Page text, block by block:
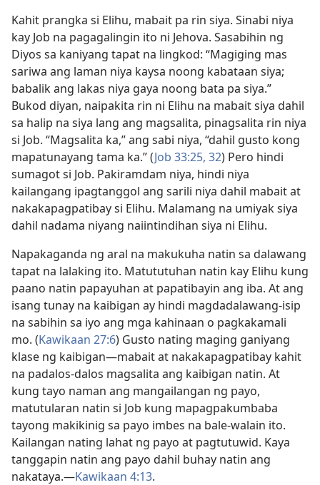
Kahit prangka si Elihu, mabait pa rin siya. Sinabi niya
kay Job na pagagalingin ito ni Jehova. Sasabihin ng
Diyos sa kaniyang tapat na lingkod: “Magiging mas
sariwa ang laman niya kaysa noong kabataan siya;
babalik ang lakas niya gaya noong bata pa siya.”
Bukod diyan, naipakita rin ni Elihu na mabait siya dahil
sa halip na siya lang ang magsalita, pinagsalita rin niya
si Job. “Magsalita ka,” ang sabi niya, “dahil gusto kong
mapatunayang tama ka.” (Job 33:25, 32) Pero hindi
sumagot si Job. Pakiramdam niya, hindi niya
kailangang ipagtanggol ang sarili niya dahil mabait at
nakakapagpatibay si Elihu. Malamang na umiyak siya
dahil nadama niyang naiintindihan siya ni Elihu.
Napakaganda ng aral na makukuha natin sa dalawang
tapat na lalaking ito. Matututuhan natin kay Elihu kung
paano natin papayuhan at papatibayin ang iba. At ang
isang tunay na kaibigan ay hindi magdadalawang-isip
na sabihin sa iyo ang mga kahinaan o pagkakamali
mo. (Kawikaan 27:6) Gusto nating maging ganiyang
klase ng kaibigan—mabait at nakakapagpatibay kahit
na padalos-dalos magsalita ang kaibigan natin. At
kung tayo naman ang mangailangan ng payo,
matutularan natin si Job kung mapagpakumbaba
tayong makikinig sa payo imbes na bale-walain ito.
Kailangan nating lahat ng payo at pagtutuwid. Kaya
tanggapin natin ang payo dahil buhay natin ang
nakataya.—Kawikaan 4:13.